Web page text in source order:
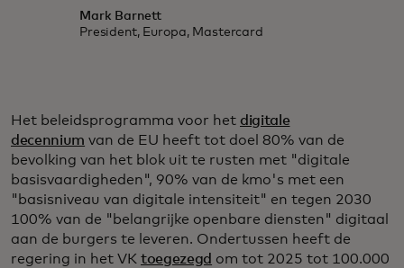
Mark Barnett
President, Europa, Mastercard
Het beleidsprogramma voor het digitale
decennium van de EU heeft tot doel 80% van de
bevolking van het blok uit te rusten met "digitale
basisvaardigheden", 90% van de kmo's met een
"basisniveau van digitale intensiteit" en tegen 2030
100% van de "belangrijke openbare diensten" digitaal
aan de burgers te leveren. Ondertussen heeft de
regering in het VK toegezegd om tot 2025 tot 100.000